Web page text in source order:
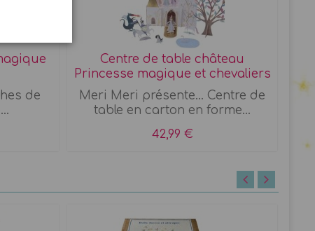
de
Centre de table château
Princesse magique et chevaliers
Meri Meri présente... Centre de
table en carton en forme...
42,99 €